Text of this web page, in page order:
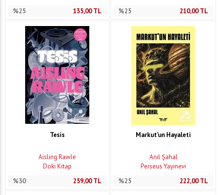
%25
135,00TL
%25
210,00TL
Tesis
Aisling Rawle
Doki Kitap
%30
259,00TL
Markut'un Hayaleti
Anıl Şahal
Perseus Yayınevi
%25
222,00TL